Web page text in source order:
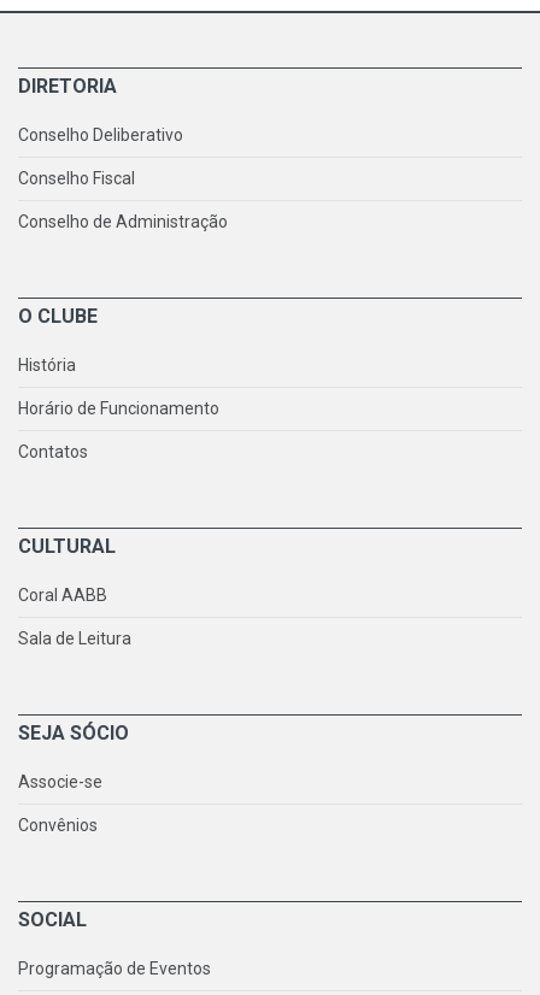
DIRETORIA
Conselho Deliberativo
Conselho Fiscal
Conselho de Administração
O CLUBE
História
Horário de Funcionamento
Contatos
CULTURAL
Coral AABB
Sala de Leitura
SEJA SÓCIO
Associe-se
Convênios
SOCIAL
Programação de Eventos